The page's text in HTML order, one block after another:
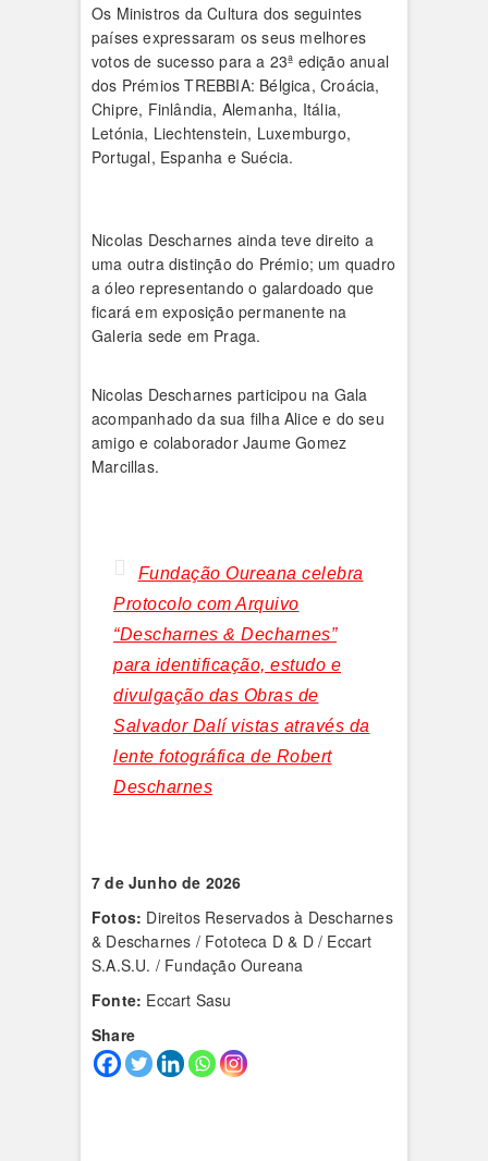
Os Ministros da Cultura dos seguintes
países expressaram os seus melhores
votos de sucesso para a 23ª edição anual
dos Prémios TREBBIA: Bélgica, Croácia,
Chipre, Finlândia, Alemanha, Itália,
Letónia, Liechtenstein, Luxemburgo,
Portugal, Espanha e Suécia.
Nicolas Descharnes ainda teve direito a
uma outra distinção do Prémio; um quadro
a óleo representando o galardoado que
ficará em exposição permanente na
Galeria sede em Praga.
Nicolas Descharnes participou na Gala
acompanhado da sua filha Alice e do seu
amigo e colaborador Jaume Gomez
Marcillas.
Fundação Oureana celebra
Protocolo com Arquivo
“Descharnes & Decharnes”
para identificação, estudo e
divulgação das Obras de
Salvador Dalí vistas através da
lente fotográfica de Robert
Descharnes
7 de Junho de 2026
Fotos: Direitos Reservados à Descharnes
& Descharnes / Fototeca D & D / Eccart
S.A.S.U. / Fundação Oureana
Fonte: Eccart Sasu
Share